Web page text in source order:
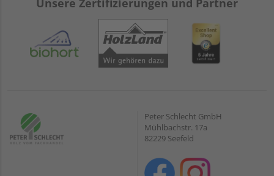
Peter Schlecht GmbH
Mühlbachstr. 17a
82229 Seefeld